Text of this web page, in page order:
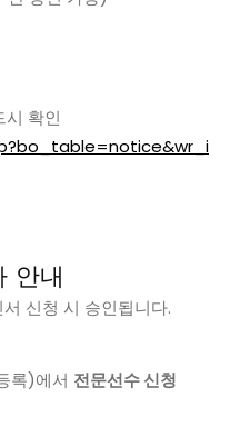
확인
안내
신청 시 승인됩니다.
록)에서 전문선수 신청